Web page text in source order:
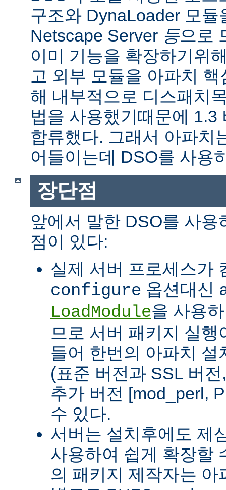
구조와 DynaLoader 모듈
Netscape Server 등으로
이미 기능을 확장하기위
고 외부 모듈을 아파치
해 내부적으로 디스패치
법을 사용했기때문에 1.3
합류했다. 그래서 아파치
어들이는데 DSO를 사용
장단점
앞에서 말한 DSO를 사
점이 있다:
실제 서버 프로세스가
configure 옵션대신
LoadModule을 사용
므로 서버 패키지 실행
들어 한번의 아파치 설
(표준 버전과 SSL 버
추가 버전 [mod_perl,
수 있다.
서버는 설치후에도 제
사용하여 쉽게 확장할
의 패키지 제작자는 아